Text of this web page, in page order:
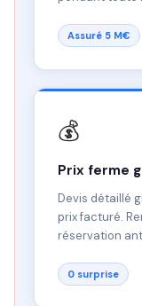
Assuré 5 M€
💰
Prix ferme
Devis détaillé
prix facturé.
réservation
0 surprise